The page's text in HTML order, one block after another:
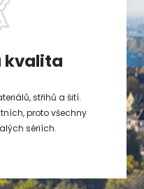
kvalita
střihů a šití.
proto všechny
sériích.